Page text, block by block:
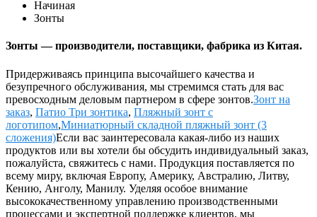
Начиная
Зонты
Зонты — производители, поставщики, фабрика из Китая.
Придерживаясь принципа высочайшего качества и
безупречного обслуживания, мы стремимся стать для вас
превосходным деловым партнером в сфере зонтов.Зонт на
заказ, Патио Три зонтика, Пляжный зонт с
логотипом,Миниатюрный складной пляжный зонт (3
сложения)Если вас заинтересовала какая-либо из наших
продуктов или вы хотели бы обсудить индивидуальный заказ,
пожалуйста, свяжитесь с нами. Продукция поставляется по
всему миру, включая Европу, Америку, Австралию, Литву,
Кению, Анголу, Манилу. Уделяя особое внимание
высококачественному управлению производственными
процессами и экспертной поддержке клиентов, мы